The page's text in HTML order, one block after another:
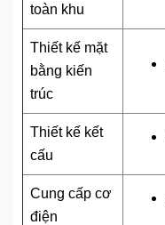
toàn khu
Thiết kế mặt
bằng kiến
trúc
Thiết kế kết
cấu
Cung cấp cơ
điện